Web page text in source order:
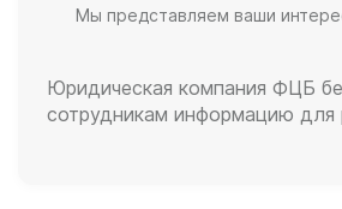
Мы представляем ваши
Юридическая компания ФЦБ
сотрудникам информацию для